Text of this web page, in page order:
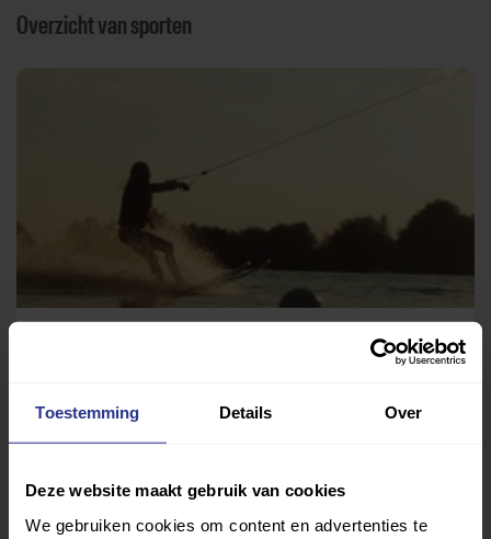
Toestemming Details Over
Deze website maakt gebruik van cookies
We gebruiken cookies om content en advertenties te
Overzicht van sporten